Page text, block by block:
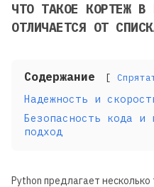
ЧТО ТАКОЕ КОРТЕЖ В
ОТЛИЧАЕТСЯ ОТ
Содержание
Надежность и
Безопасность кода и
подход
Python предлагает